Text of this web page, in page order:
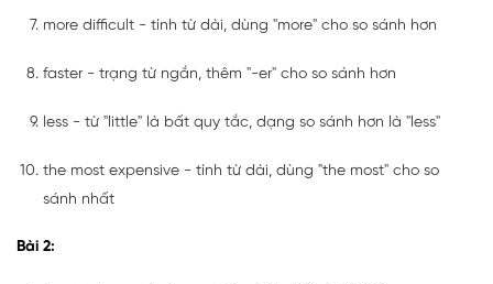
more difficult - tính từ dài, dùng "more" cho so sánh hơn
faster - trạng từ ngắn, thêm "-er" cho so sánh hơn
less - từ "little" là bất quy tắc, dạng so sánh hơn là "less"
the most expensive - tính từ dài, dùng "the most" cho so
sánh nhất
Bài 2: